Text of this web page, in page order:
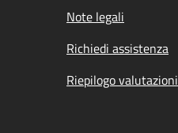
Note legali
Richiedi assistenza
Riepilogo valutazioni